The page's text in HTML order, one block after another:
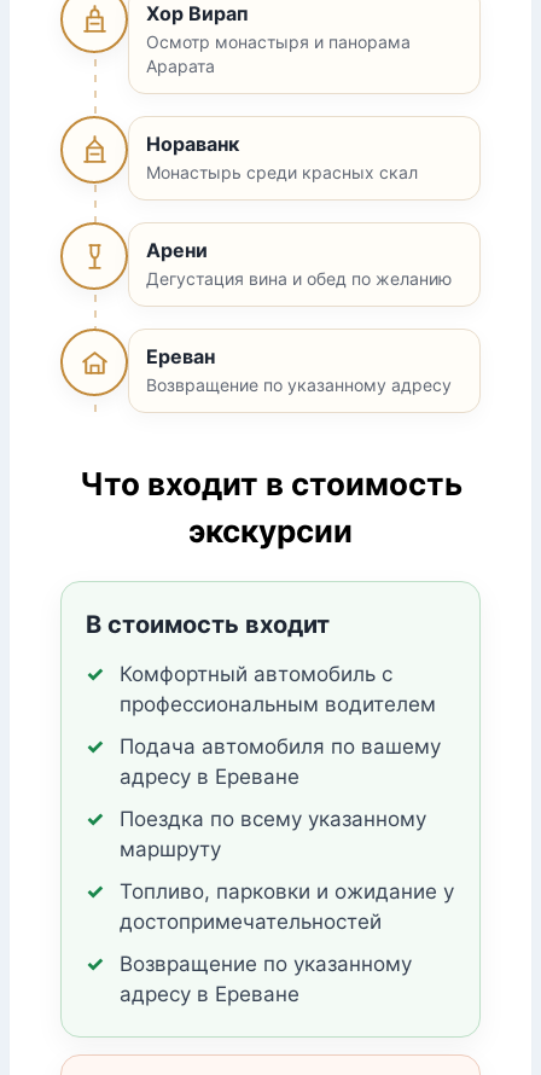
Хор Вирап
Осмотр монастыря и панорама
Арарата
Нораванк
Монастырь среди красных скал
Арени
Дегустация вина и обед по желанию
Ереван
Возвращение по указанному адресу
Что входит в стоимость
экскурсии
В стоимость входит
Комфортный автомобиль с
профессиональным водителем
Подача автомобиля по вашему
адресу в Ереване
Поездка по всему указанному
маршруту
Топливо, парковки и ожидание у
достопримечательностей
Возвращение по указанному
адресу в Ереване